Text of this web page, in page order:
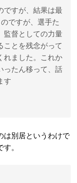
ですが、結果は最
ですが、選手た
監督としての力量
ことを残念がって
れました。これか
ったん移って、話
す
は別居というわけで
。